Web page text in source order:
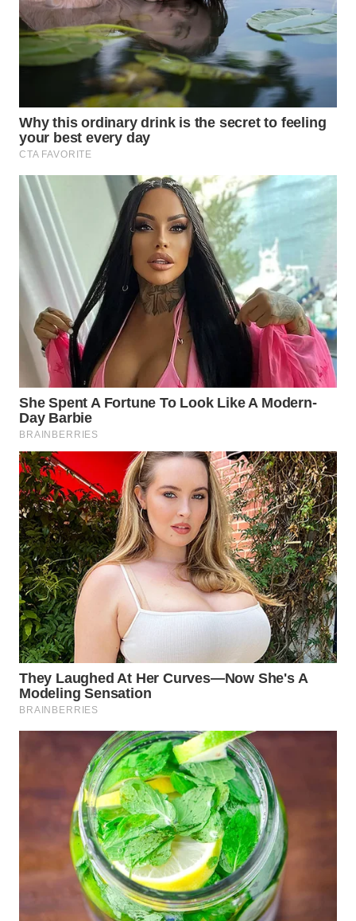
WN
NATUNA
WN
MANDALIKA
WN
LIKUPANG
WN
LABUANBAJO
WN
BORNEO
Wahana
Media
Group
WAHANA
NEWS
WAHANA
TANI
WAHANA
ADVOKAT
WAHANA
INFRASTRUKTUR
WAHANA
KONSUMEN
LISTRIK
TRAVEL
WAHANA
TV
WAHANANEWS